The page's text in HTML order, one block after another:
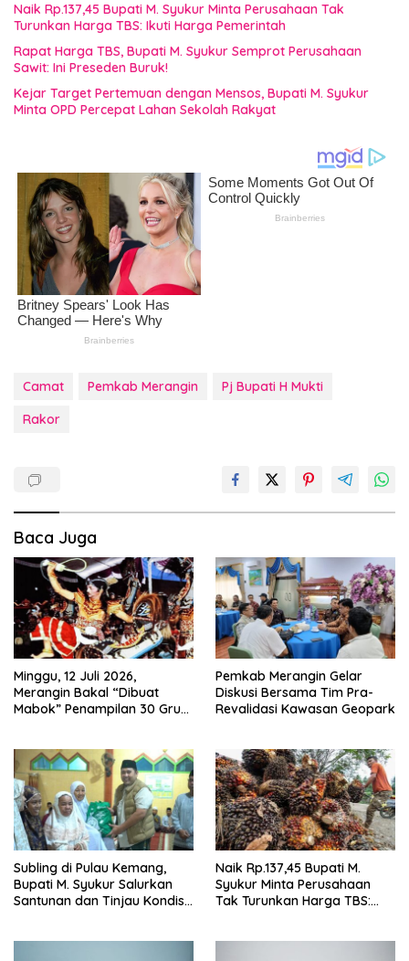
Naik Rp.137,45 Bupati M. Syukur Minta Perusahaan Tak
Turunkan Harga TBS: Ikuti Harga Pemerintah
Rapat Harga TBS, Bupati M. Syukur Semprot Perusahaan
Sawit: Ini Preseden Buruk!
Kejar Target Pertemuan dengan Mensos, Bupati M. Syukur
Minta OPD Percepat Lahan Sekolah Rakyat
Camat Pemkab Merangin
Pj Bupati H Mukti
Rakor
Baca Juga
Minggu, 12 Juli 2026,
Merangin Bakal “Dibuat
Mabok” Penampilan 30 Grup
Pemkab Merangin Gelar
Diskusi Bersama Tim Pra-
Revalidasi Kawasan Geopark
Subling di Pulau Kemang,
Bupati M. Syukur Salurkan
Santunan dan Tinjau Kondisi
Naik Rp.137,45 Bupati M.
Syukur Minta Perusahaan
Tak Turunkan Harga TBS: